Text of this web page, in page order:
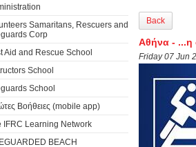
Samaritans, Rescuers and
Corp
Aid and Rescue School
School
School
Βοήθειες (mobile app)
IFRC Learning Network
BEACH
Back
Αθήνα - ...η
Friday 07 Jun